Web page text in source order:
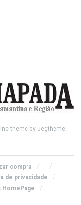
theme by Jegtheme.
compra
de privacidade
HomePage